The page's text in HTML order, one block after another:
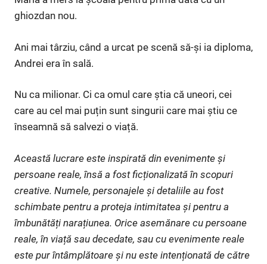
ghiozdan nou.
Ani mai târziu, când a urcat pe scenă să-și ia diploma,
Andrei era în sală.
Nu ca milionar. Ci ca omul care știa că uneori, cei
care au cel mai puțin sunt singurii care mai știu ce
înseamnă să salvezi o viață.
Această lucrare este inspirată din evenimente și
persoane reale, însă a fost ficționalizată în scopuri
creative. Numele, personajele și detaliile au fost
schimbate pentru a proteja intimitatea și pentru a
îmbunătăți narațiunea. Orice asemănare cu persoane
reale, în viață sau decedate, sau cu evenimente reale
este pur întâmplătoare și nu este intenționată de către